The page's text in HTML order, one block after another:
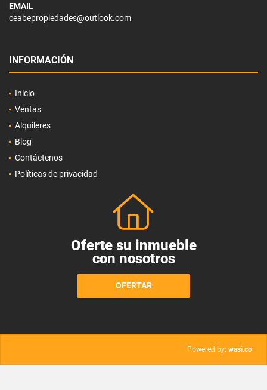
EMAIL
ceabepropiedades@outlook.com
INFORMACIÓN
Inicio
Ventas
Alquileres
Blog
Contáctenos
Políticas de privacidad
Oferte su inmueble
con nosotros
OFERTAR
Powered by: wasi.co